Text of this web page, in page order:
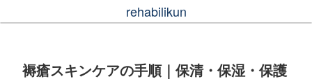
rehabilikun
褥瘡スキンケアの手順｜保清・保湿・保護